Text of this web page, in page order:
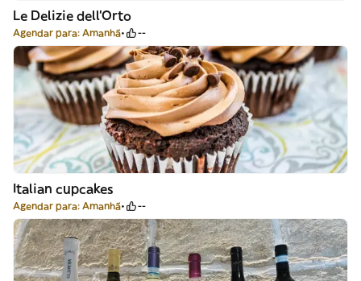
Le Delizie dell’Orto
Agendar para: Amanhã --
Italian cupcakes
Agendar para: Amanhã --